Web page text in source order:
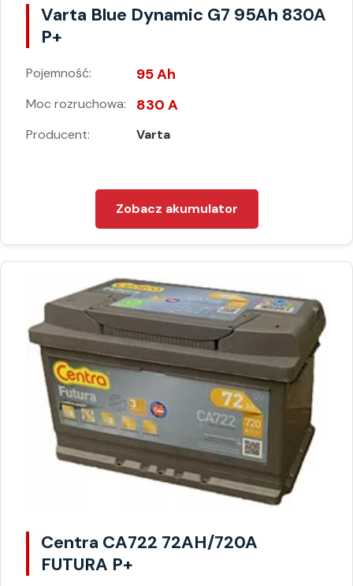
Varta Blue Dynamic G7 95Ah 830A
P+
Pojemność: 95 Ah
Moc rozruchowa: 830 A
Producent: Varta
Zobacz akumulator
Centra CA722 72AH/720A
FUTURA P+